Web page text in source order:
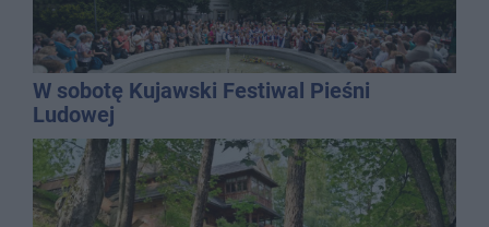
W sobotę Kujawski Festiwal Pieśni
Ludowej